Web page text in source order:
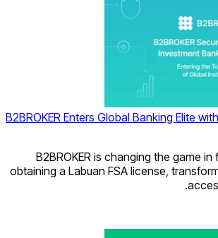
B2BROKER Enters
B2BROKER
obtaining a